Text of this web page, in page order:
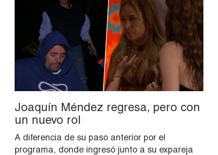
Joaquín Méndez regresa, pero con
un nuevo rol
A diferencia de su paso anterior por el
programa, donde ingresó junto a su expareja